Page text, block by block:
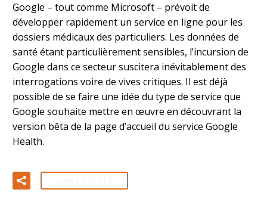
Google – tout comme Microsoft – prévoit de
développer rapidement un service en ligne pour les
dossiers médicaux des particuliers. Les données de
santé étant particulièrement sensibles, l’incursion de
Google dans ce secteur suscitera inévitablement des
interrogations voire de vives critiques. Il est déjà
possible de se faire une idée du type de service que
Google souhaite mettre en œuvre en découvrant la
version bêta de la page d’accueil du service Google
Health.